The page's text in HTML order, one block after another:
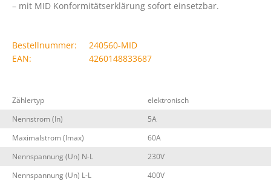
– mit MID Konformitätserklärung sofort einsetzbar.
Bestellnummer:
240560-MID
EAN:
4260148833687
Zählertyp
elektronisch
Nennstrom (In)
5A
Maximalstrom (Imax)
60A
Nennspannung (Un) N-L
230V
Nennspannung (Un) L-L
400V